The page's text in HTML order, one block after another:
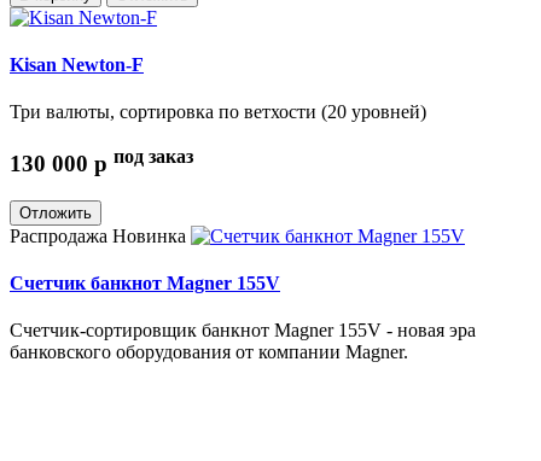
Kisan Newton-F
Три валюты, сортировка по ветхости (20 уровней)
130 000 p под заказ
Отложить
Распродажа Новинка
Счетчик банкнот Magner 155V
Счетчик-сортировщик банкнот Magner 155V - новая эра
банковского оборудования от компании Magner.